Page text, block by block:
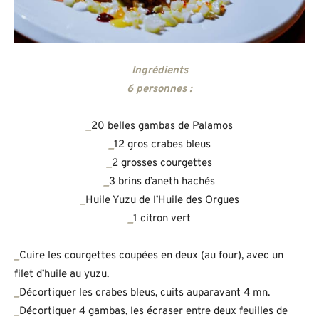
Ingrédients
6 personnes :
20 belles gambas de Palamos
12 gros crabes bleus
2 grosses courgettes
3 brins d’aneth hachés
Huile Yuzu de l’Huile des Orgues
1 citron vert
Cuire les courgettes coupées en deux (au four), avec un
filet d’huile au yuzu.
Décortiquer les crabes bleus, cuits auparavant 4 mn.
Décortiquer 4 gambas, les écraser entre deux feuilles de